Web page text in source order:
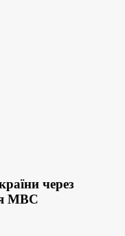
через
МВС